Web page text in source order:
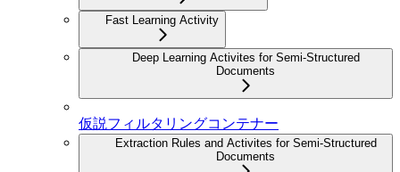
Fast Learning Activity
Deep Learning Activites for Semi-Structured
Documents
仮説フィルタリングコンテナー
Extraction Rules and Activites for Semi-Structured
Documents